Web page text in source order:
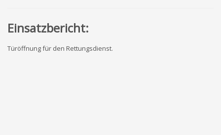
Einsatzbericht:
Türöffnung für den Rettungsdienst.